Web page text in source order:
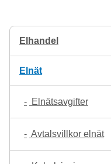
Elhandel
Elnät
Elnätsavgifter
Avtalsvillkor elnät